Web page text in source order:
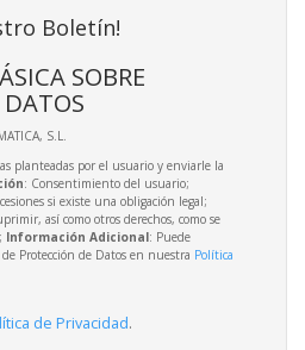
Boletín!
SOBRE
S.L.
planteadas por el usuario y enviarle la
: Consentimiento del usuario;
si existe una obligación legal;
así como otros derechos, como se
Información Adicional: Puede
Protección de Datos en nuestra Política
de Privacidad.